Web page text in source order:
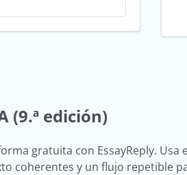
(9.ª edición)
gratuita con EssayReply. Usa
coherentes y un flujo repetible